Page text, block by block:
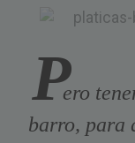
Pero
barro, para